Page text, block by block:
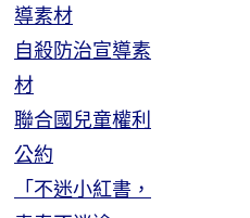
導素材
自殺防治宣導素
材
聯合國兒童權利
公約
「不迷小紅書，